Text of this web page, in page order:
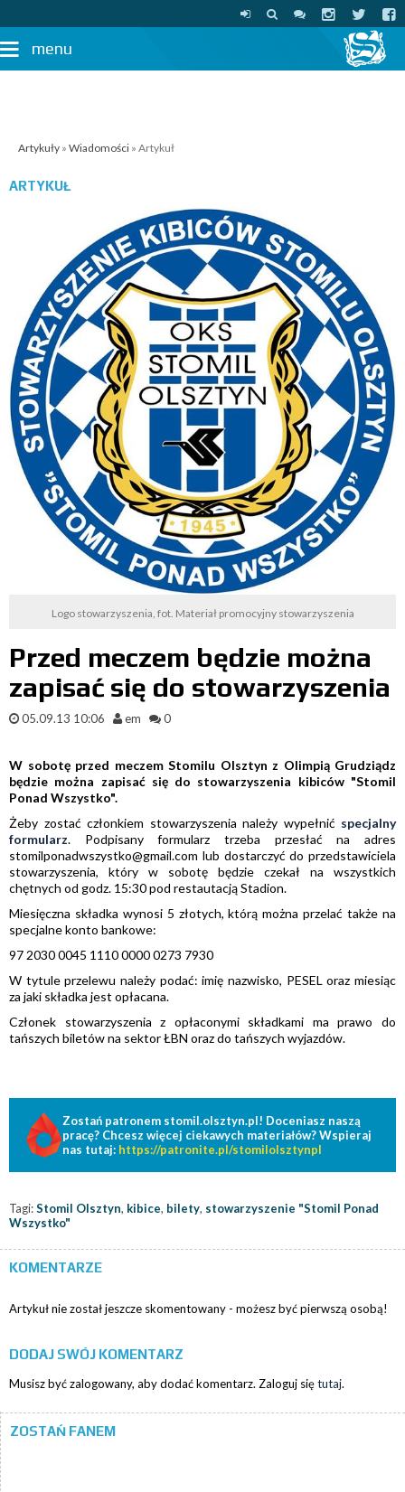
menu
Artykuły » Wiadomości » Artykuł
ARTYKUŁ
Logo stowarzyszenia, fot. Materiał promocyjny stowarzyszenia
Przed meczem będzie można
zapisać się do stowarzyszenia
05.09.13 10:06 em 0
W sobotę przed meczem Stomilu Olsztyn z Olimpią Grudziądz
będzie można zapisać się do stowarzyszenia kibiców "Stomil
Ponad Wszystko".
Żeby zostać członkiem stowarzyszenia należy wypełnić specjalny
formularz. Podpisany formularz trzeba przesłać na adres
stomilponadwszystko@gmail.com lub dostarczyć do przedstawiciela
stowarzyszenia, który w sobotę będzie czekał na wszystkich
chętnych od godz. 15:30 pod restautacją Stadion.
Miesięczna składka wynosi 5 złotych, którą można przelać także na
specjalne konto bankowe:
97 2030 0045 1110 0000 0273 7930
W tytule przelewu należy podać: imię nazwisko, PESEL oraz miesiąc
za jaki składka jest opłacana.
Członek stowarzyszenia z opłaconymi składkami ma prawo do
tańszych biletów na sektor ŁBN oraz do tańszych wyjazdów.
Zostań patronem stomil.olsztyn.pl! Doceniasz naszą
pracę? Chcesz więcej ciekawych materiałów? Wspieraj
nas tutaj: https://patronite.pl/stomilolsztynpl
Tagi:Stomil Olsztyn, kibice, bilety, stowarzyszenie "Stomil Ponad
Wszystko"
KOMENTARZE
Artykuł nie został jeszcze skomentowany - możesz być pierwszą osobą!
DODAJ SWÓJ KOMENTARZ
Musisz być zalogowany, aby dodać komentarz. Zaloguj siętutaj.
ZOSTAŃ FANEM